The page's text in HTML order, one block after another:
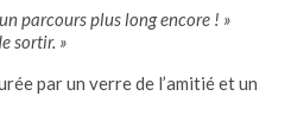
parcours plus long encore ! »
sortir. »
par un verre de l’amitié et un